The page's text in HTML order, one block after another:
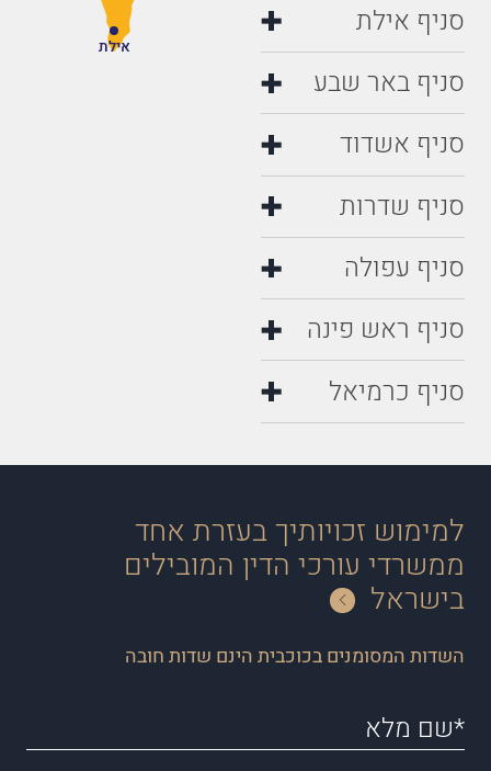
סניף אילת
סניף באר שבע
סניף אשדוד
סניף שדרות
סניף עפולה
סניף ראש פינה
סניף כרמיאל
אילת
למימוש זכויותיך בעזרת אחד
ממשרדי עורכי הדין המובילים
בישראל
השדות המסומנים בכוכבית הינם שדות חובה